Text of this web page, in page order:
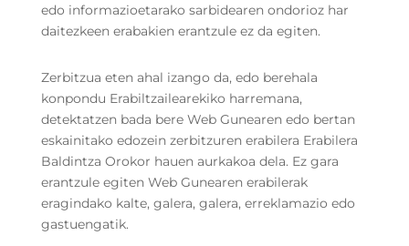
edo informazioetarako sarbidearen ondorioz har
daitezkeen erabakien erantzule ez da egiten.
Zerbitzua eten ahal izango da, edo berehala
konpondu Erabiltzailearekiko harremana,
detektatzen bada bere Web Gunearen edo bertan
eskainitako edozein zerbitzuren erabilera Erabilera
Baldintza Orokor hauen aurkakoa dela. Ez gara
erantzule egiten Web Gunearen erabilerak
eragindako kalte, galera, galera, erreklamazio edo
gastuengatik.